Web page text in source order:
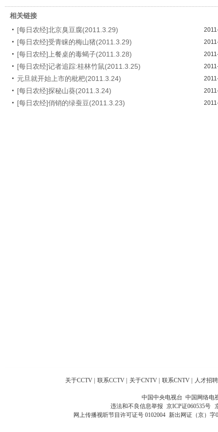
相关链接
[每日农经]北京臭豆腐(2011.3.29)
[每日农经]受青睐的梅山猪(2011.3.29)
[每日农经]上餐桌的毒蝎子(2011.3.28)
[每日农经]记者追踪:桂林竹鼠(2011.3.25)
元旦就开始上市的枇杷(2011.3.24)
[每日农经]探秘山葵(2011.3.24)
[每日农经]俏销的绿蚕豆(2011.3.23)
关于CCTV 联系CCTV 关于CNTV 联系CNTV 人才招聘
中国中央电视台 中国网络电
违法和不良信息举报 京ICP证060535号
网上传播视听节目许可证号 0102004 新出网证（京）